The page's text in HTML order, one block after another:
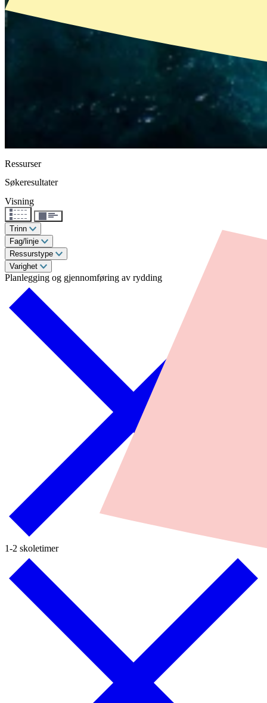
Ressurser
Søkeresultater
Visning
Trinn
Fag/linje
Ressurstype
Varighet
Planlegging og gjennomføring av rydding
1-2 skoletimer